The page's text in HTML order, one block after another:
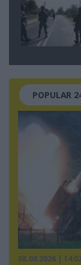
POPULAR
08.08.2026 |